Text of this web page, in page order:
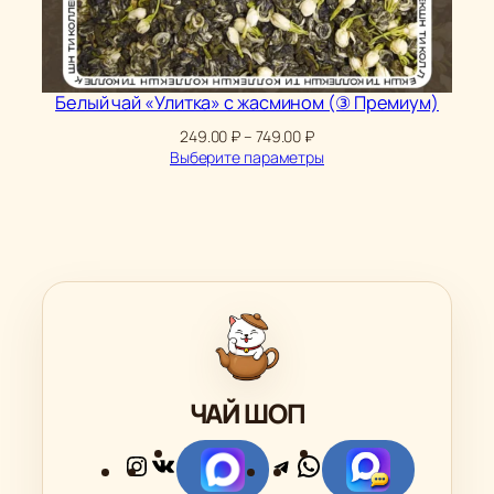
Белый чай «Улитка» с жасмином (③ Премиум)
249.00 ₽– 749.00 ₽Диапазон
цен:
Выберите параметры
ЧАЙ ШОП
Instagram
ВКонтакте
Ссылка
Telegram
WhatsApp
Ссылка